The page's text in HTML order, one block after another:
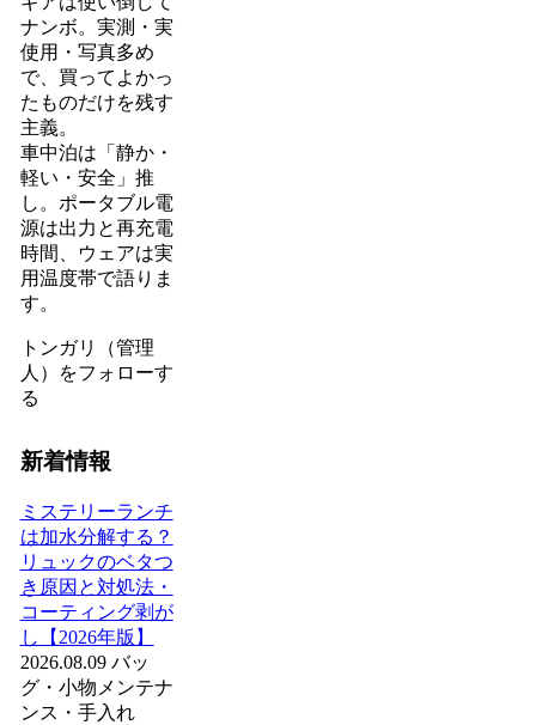
ナンボ。実測・実
使用・写真多め
で、買ってよかっ
たものだけを残す
主義。
車中泊は「静か・
軽い・安全」推
し。ポータブル電
源は出力と再充電
時間、ウェアは実
用温度帯で語りま
す。
トンガリ（管理
人）をフォローす
る
新着情報
ミステリーランチ
は加水分解する？
リュックのベタつ
き原因と対処法・
コーティング剥が
し【2026年版】
2026.08.09 バッ
グ・小物 メンテナ
ンス・手入れ